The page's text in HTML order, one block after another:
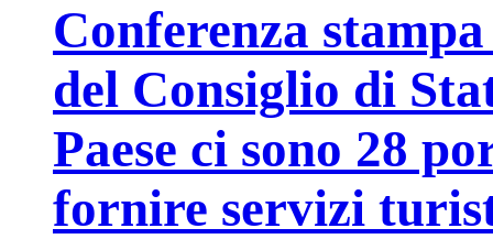
Conferenza
del Consiglio di
Paese ci sono 28
fornire servizi